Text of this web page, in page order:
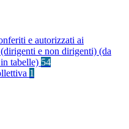
e autorizzati ai
e non dirigenti) (da
tabelle) 54
1